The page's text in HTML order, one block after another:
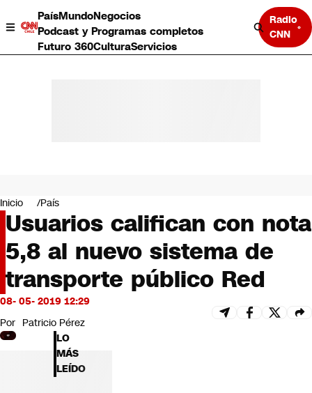
PaísMundoNegocios
Podcast y Programas completos
Futuro 360CulturaServicios
Radio
CNN
Negocios
Deportes
Programas completos
Cultura
Servicios
Bits
CNN tiempo
Futuro 360
Opinión
Inicio País
Usuarios califican con nota
5,8 al nuevo sistema de
transporte público Red
08- 05- 2019 12:29
Por Patricio Pérez
LO
MÁS
LEÍDO